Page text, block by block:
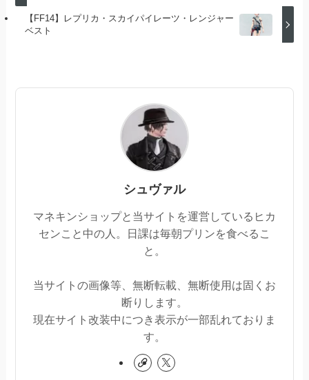
【FF14】レプリカ・スカイパイレーツ・レンジャー
ベスト
シュヴァル
マネキンショップと当サイトを運営しているヒカ
センこと中の人。日課は毎朝プリンを食べるこ
と。
当サイトの画像等、無断転載、無断使用は固くお
断りします。
現在サイト改装中につき表示が一部乱れておりま
す。